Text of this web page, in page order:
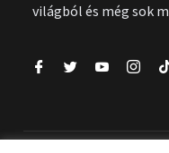
világból és még sok